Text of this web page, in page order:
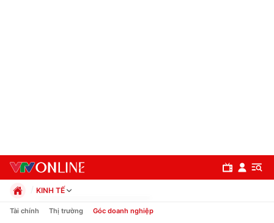
KINH TẾ
Chính trị
Tài chính Thị trường Góc doanh nghiệp